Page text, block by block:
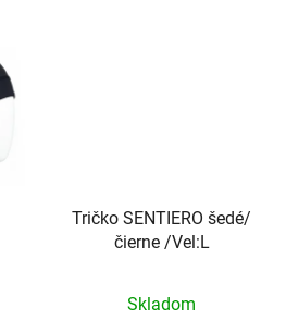
Tričko SENTIERO šedé/
čierne /Vel:L
Skladom